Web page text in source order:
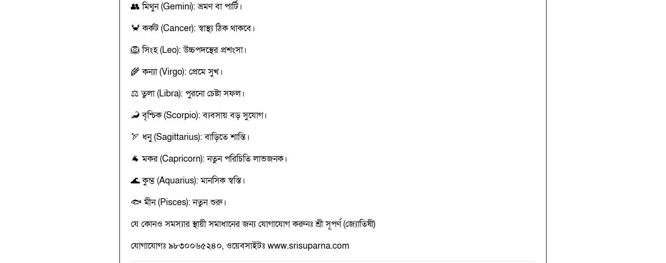
👥 মিথুন (Gemini): ভ্রমণ বা পার্টি।
🦀 কর্কট (Cancer): স্বাস্থ্য ঠিক থাকবে।
🦁 সিংহ (Leo): উচ্চপদস্থের প্রশংসা।
🌾 কন্যা (Virgo): প্রেমে সুখ।
⚖️ তুলা (Libra): পুরনো চেষ্টা সফল।
🦂 বৃশ্চিক (Scorpio): ব্যবসায় বড় সুযোগ।
🏹 ধনু (Sagittarius): বাড়িতে শান্তি।
🐐 মকর (Capricorn): নতুন পরিচিতি লাভজনক।
🌊 কুম্ভ (Aquarius): মানসিক স্বস্তি।
🐟 মীন (Pisces): নতুন শুরু।
যে কোনও সমস্যার স্থায়ী সমাধানের জন্য যোগাযোগ করুনঃ শ্রী সূপর্ণ (জ্যোতিষী)
যোগাযোগঃ ৯৮৩০০৬৫২৪০, ওয়েবসাইটঃ www.srisuparna.com